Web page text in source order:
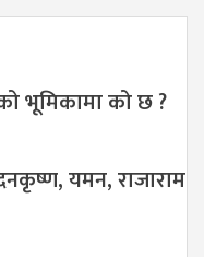
भूमिकामा को छ ?
यमन, राजाराम